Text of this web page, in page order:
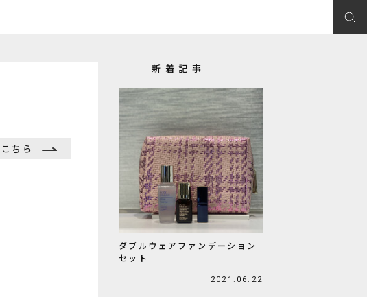
ちら
新着記事
ダブルウェアファンデーション
セット
2021.06.22